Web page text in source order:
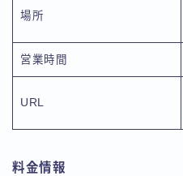
場所
営業時間
URL
料金情報